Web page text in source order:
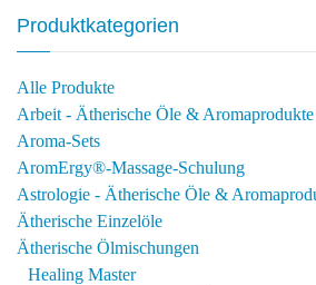
Produktkategorien
Alle Produkte
Arbeit - Ätherische Öle & Aromaprodukte
Aroma-Sets
AromErgy®-Massage-Schulung
Astrologie - Ätherische Öle &
Ätherische Einzelöle
Ätherische Ölmischungen
Healing Master